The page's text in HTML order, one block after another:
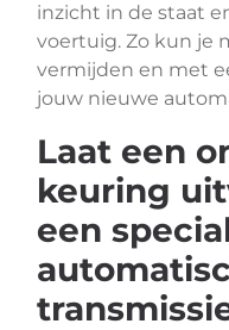
inzicht in de staat
voertuig. Zo kun je
vermijden en met
jouw nieuwe
Laat een
keuring
een